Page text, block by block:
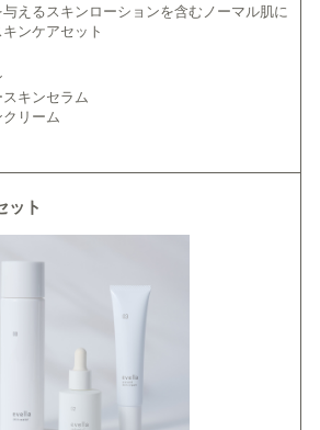
えるスキンローションを含むノーマル肌に
ンケアセット
キンセラム
リーム
ット